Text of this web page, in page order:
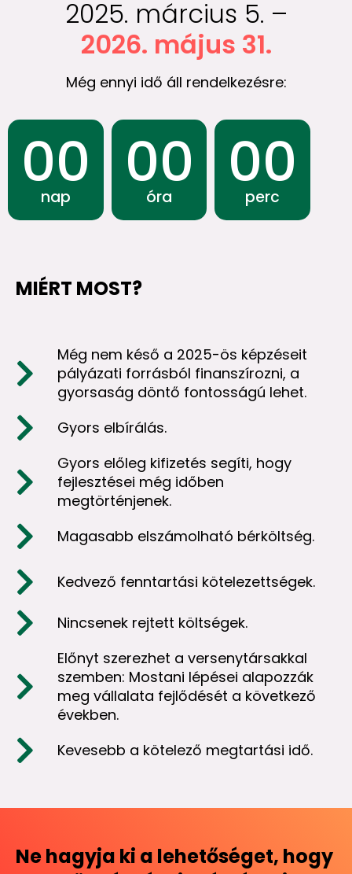
2025. március 5. –
2026. május 31.
Még ennyi idő áll rendelkezésre:
00
nap 00
óra 00
perc
MIÉRT MOST?
Még nem késő a 2025-ös képzéseit
pályázati forrásból finanszírozni, a
gyorsaság döntő fontosságú lehet.
Gyors elbírálás.
Gyors előleg kifizetés segíti, hogy
fejlesztései még időben
megtörténjenek.
Magasabb elszámolható bérköltség.
Kedvező fenntartási kötelezettségek.
Nincsenek rejtett költségek.
Előnyt szerezhet a versenytársakkal
szemben: Mostani lépései alapozzák
meg vállalata fejlődését a következő
években.
Kevesebb a kötelező megtartási idő.
Ne hagyja ki a lehetőséget, hogy